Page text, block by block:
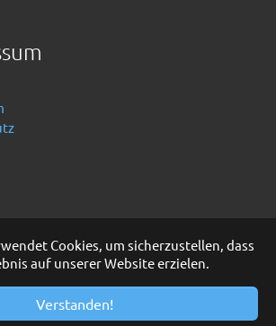
Cookies, um sicherzustellen, dass
auf unserer Website erzielen.
Verstanden!
by Finanzoo GmbH